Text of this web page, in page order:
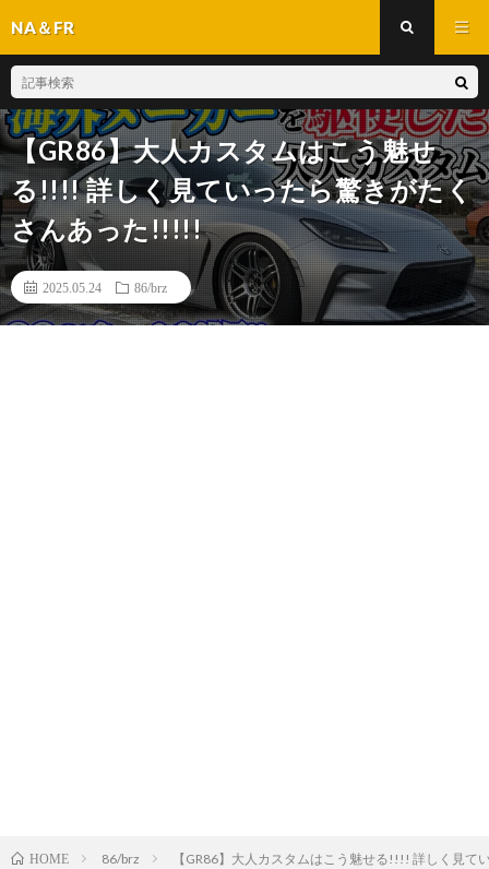
NA＆FR
【GR86】大人カスタムはこう魅せ
る!!!! 詳しく見ていったら驚きがたく
さんあった!!!!!
2025.05.24 86/brz
HOME 86/brz 【GR86】大人カスタムはこう魅せる!!!! 詳しく見